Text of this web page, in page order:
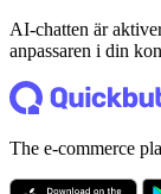
AI-chatten är
anpassaren i din
The e-commerce